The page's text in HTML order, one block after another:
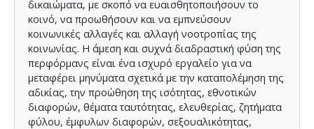
δικαιώματα, με σκοπό να ευαισθητοποιήσουν το
κοινό, να προωθήσουν και να εμπνεύσουν
κοινωνικές αλλαγές και αλλαγή νοοτροπίας της
κοινωνίας. Η άμεση και συχνά διαδραστική φύση της
περφόρμανς είναι ένα ισχυρό εργαλείο για να
μεταφέρει μηνύματα σχετικά με την καταπολέμηση της
αδικίας, την προώθηση της ισότητας, εθνοτικών
διαφορών, θέματα ταυτότητας, ελευθερίας, ζητήματα
φύλου, έμφυλων διαφορών, σεξουαλικότητας,